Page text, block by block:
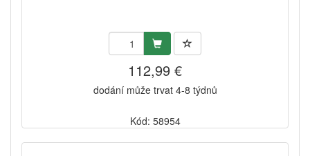
112,99 €
dodání může trvat 4-8 týdnů
Kód: 58954